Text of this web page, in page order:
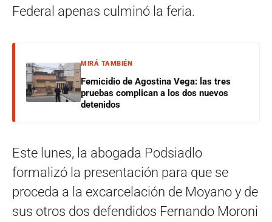
Federal apenas culminó la feria.
MIRÁ TAMBIÉN
Femicidio de Agostina Vega: las tres
pruebas complican a los dos nuevos
detenidos
Este lunes, la abogada Podsiadlo
formalizó la presentación para que se
proceda a la excarcelación de Moyano y de
sus otros dos defendidos Fernando Moroni